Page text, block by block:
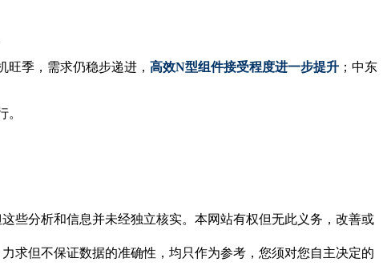
季，需求仍稳步递进， 高效N型组件接受程度进一步提升 ；中东
些分析和信息并未经独立核实。本网站有权但无此义务，改善或
求但不保证数据的准确性，均只作为参考，您须对您自主决定的